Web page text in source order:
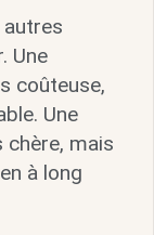
Une
coûteuse,
Une
mais
à long